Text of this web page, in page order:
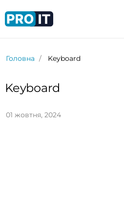
Головна Keyboard
Keyboard
01 жовтня, 2024